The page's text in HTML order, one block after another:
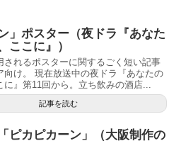
」ポスター（夜ドラ『あなた
ここに』）
されるポスターに関するごく短い記事
向け。 現在放送中の夜ドラ『あなたの
に』第11回から。立ち飲みの酒店...
記事を読む
ピカピカーン」（大阪制作の